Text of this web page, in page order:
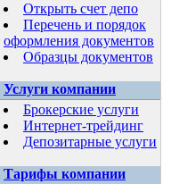
Открыть счет депо
Перечень и порядок
оформления документов
Образцы документов
Услуги компании
Брокерские услуги
Интернет-трейдинг
Депозитарные услуги
Тарифы компании